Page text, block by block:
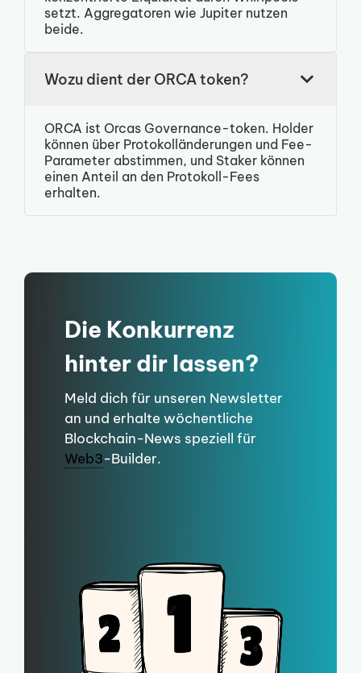
setzt. Aggregatoren wie Jupiter nutzen
beide.
Wozu dient der ORCA token?
ORCA ist Orcas Governance-token. Holder
können über Protokolländerungen und Fee-
Parameter abstimmen, und Staker können
einen Anteil an den Protokoll-Fees
erhalten.
Die Konkurrenz
hinter dir lassen?
Meld dich für unseren Newsletter
an und erhalte wöchentliche
Blockchain-News speziell für
Web3-Builder.